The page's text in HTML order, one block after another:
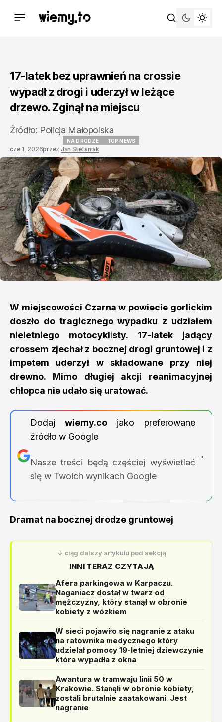
17-latek bez uprawnień na crossie
wypadł z drogi i uderzył w leżące
drzewo. Zginął na miejscu
Źródło: Policja Małopolska
NA DRODZE TOP NEWS
cze 1, 2026przez Jan Stefaniak
W miejscowości Czarna w powiecie gorlickim
doszło do tragicznego wypadku z udziałem
nieletniego motocyklisty. 17-latek jadący
crossem zjechał z bocznej drogi gruntowej i z
impetem uderzył w składowane przy niej
drewno. Mimo długiej akcji reanimacyjnej
chłopca nie udało się uratować.
Dodaj wiemy.cojako preferowane
źródło w Google
Nasze treści będą częściej wyświetlać
się w Twoich wynikach Google
→
Dramat na bocznej drodze gruntowej
↓ ciąg dalszy artykułu pod sekcją
INNI TERAZ CZYTAJĄ
Afera parkingowa w Karpaczu.
Naganiacz dostał w twarz od
mężczyzny, który stanął w obronie
kobiety z wózkiem
W sieci pojawiło się nagranie z ataku
na ratownika medycznego który
udzielał pomocy 19-letniej dziewczynie
która wypadła z okna
Awantura w tramwaju linii 50 w
Krakowie. Stanęli w obronie kobiety,
zostali brutalnie zaatakowani. Jest
nagranie